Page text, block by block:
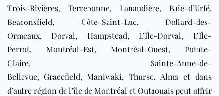
Trois-Rivières, Terrebonne, Lanaudière, Baie-d’Urfé,
Beaconsfield, Côte-Saint-Luc, Dollard-des-
Ormeaux, Dorval, Hampstead, L’Île-Dorval, L’Île-
Perrot, Montréal-Est, Montréal-Ouest, Pointe-
Claire, Sainte-Anne-de-
Bellevue, Gracefield, Maniwaki, Thurso, Alma et dans
d’autre région de l’île de Montréal et Outaouaispeut offrir